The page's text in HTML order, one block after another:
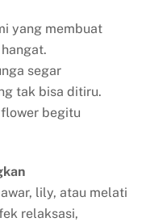
yang membuat
segar
tak bisa ditiru.
begitu
lily, atau melati
relaksasi,